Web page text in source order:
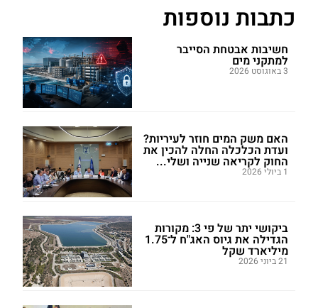
כתבות נוספות
חשיבות אבטחת הסייבר
למתקני מים
3 באוגוסט 2026
האם משק המים חוזר לעיריות?
ועדת הכלכלה החלה להכין את
החוק לקריאה שנייה ושלי...
1 ביולי 2026
ביקושי יתר של פי 3: מקורות
הגדילה את גיוס האג"ח ל־1.75
מיליארד שקל
21 ביוני 2026